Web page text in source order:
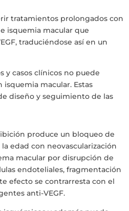
tratamientos prolongados con
isquemia macular que
traduciéndose así en un
y casos clínicos no puede
macular. Estas
diseño y seguimiento de las
produce un bloqueo de
edad con neovascularización
macular por disrupción de
endoteliales, fragmentación
efecto se contrarresta con el
anti-VEGF.